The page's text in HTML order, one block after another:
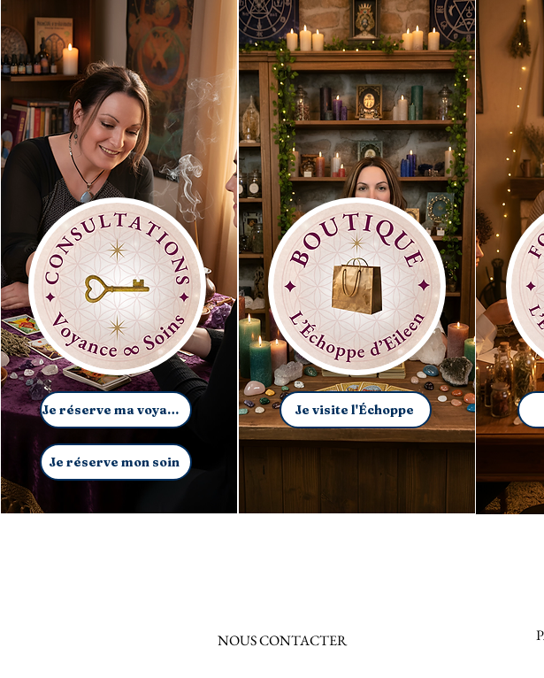
Je réserve ma voyance
Je réserve mon soin
Je visite l'Échoppe
NOUS CONTACTER